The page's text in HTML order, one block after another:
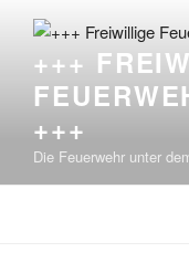
Inhalt
springen+++
+++
Die Feuerwehr unter